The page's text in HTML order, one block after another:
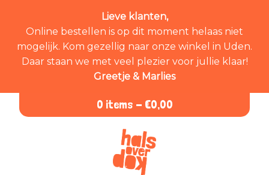
Lieve klanten,
Online bestellen is op dit moment helaas niet
mogelijk. Kom gezellig naar onze winkel in Uden.
Daar staan we met veel plezier voor jullie klaar!
Greetje & Marlies
0 items - €0,00